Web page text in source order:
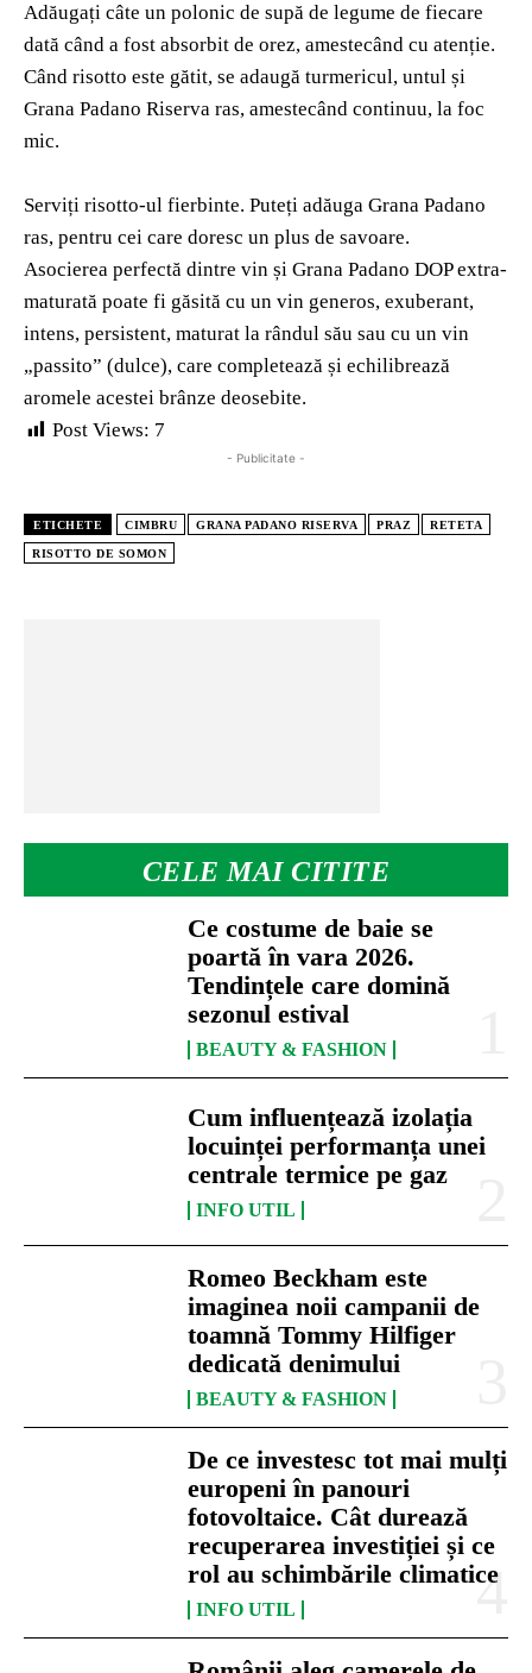
CELE MAI CITITE
Ce costume de baie se
poartă în vara 2026.
Tendințele care domină
sezonul estival
BEAUTY & FASHION
Cum influențează izolația
locuinței performanța unei
centrale termice pe gaz
INFO UTIL
Romeo Beckham este
imaginea noii campanii de
toamnă Tommy Hilfiger
dedicată denimului
BEAUTY & FASHION
De ce investesc tot mai mulți
europeni în panouri
fotovoltaice. Cât durează
recuperarea investiției și ce
rol au schimbările climatice
INFO UTIL
Adăugați câte un polonic de supă de legume de fiecare
dată când a fost absorbit de orez, amestecând cu atenție.
Când risotto este gătit, se adaugă turmericul, untul și
Grana Padano Riserva ras, amestecând continuu, la foc
mic.
Serviți risotto-ul fierbinte. Puteți adăuga Grana Padano
ras, pentru cei care doresc un plus de savoare.
Asocierea perfectă dintre vin și Grana Padano DOP extra-
maturată poate fi găsită cu un vin generos, exuberant,
intens, persistent, maturat la rândul său sau cu un vin
„passito” (dulce), care completează și echilibrează
aromele acestei brânze deosebite.
Post Views: 7
- Publicitate -
ETICHETE CIMBRU GRANA PADANO RISERVA PRAZ RETETA
RISOTTO DE SOMON